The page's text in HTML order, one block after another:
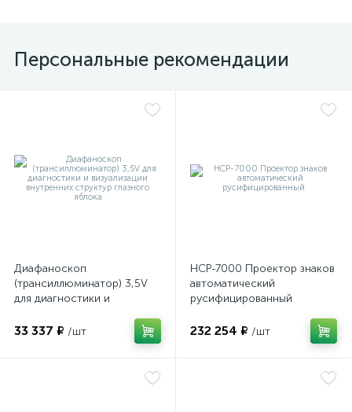
Персональные рекомендации
Диафаноскоп
(трансиллюминатор) 3,5V
для диагностики и
структур глазного яблока
33 337 ₽ /шт
НСР-7000 Проектор знаков
автоматический
русифицированный
232 254 ₽ /шт